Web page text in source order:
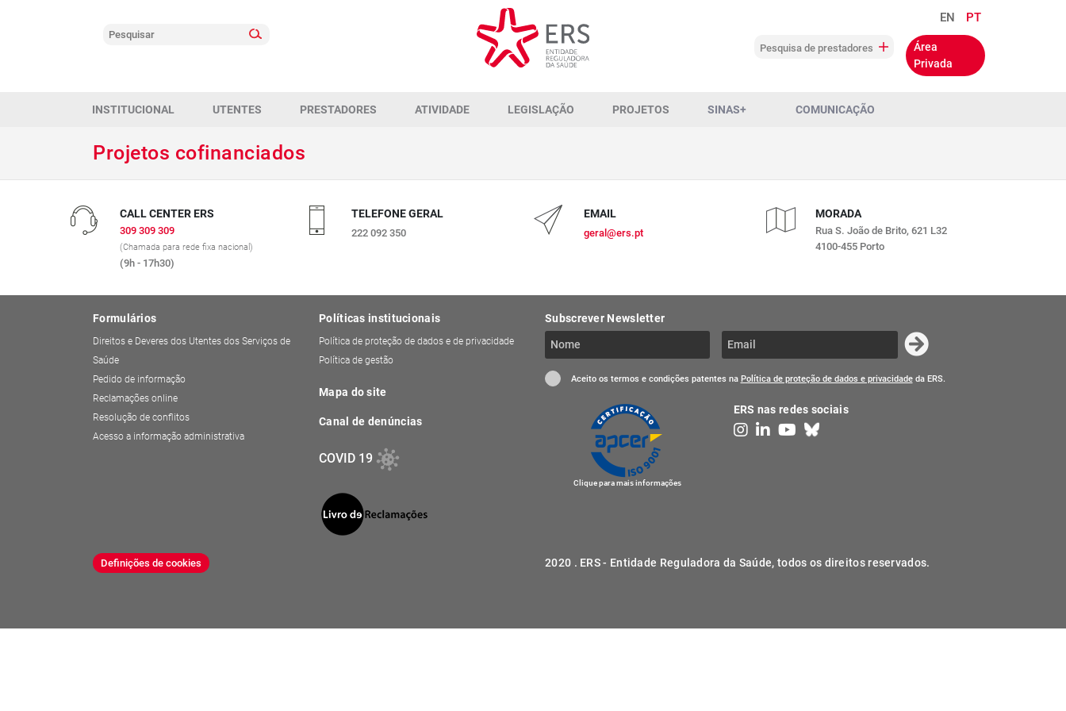
EN PT
Área
Privada
Pesquisa de prestadores
INSTITUCIONAL UTENTES PRESTADORES ATIVIDADE LEGISLAÇÃO PROJETOS SINAS+ COMUNICAÇÃO
Projetos cofinanciados
CALL CENTER ERS
309 309 309
(Chamada para rede fixa nacional)
(9h - 17h30)
TELEFONE GERAL
222 092 350
EMAIL
geral@ers.pt
MORADA
Rua S. João de Brito, 621 L32
4100-455 Porto
Formulários
Direitos e Deveres dos Utentes dos Serviços de
Saúde
Pedido de informação
Reclamações online
Resolução de conflitos
Acesso a informação administrativa
Políticas institucionais
Política de proteção de dados e de privacidade
Política de gestão
Mapa do site
Canal de denúncias
COVID 19
Subscrever Newsletter
Aceito os termos e condições patentes na Política de proteção de dados e privacidadeda ERS.
Clique para mais informações
ERS nas redes sociais
Definições de cookies 2020 . ERS - Entidade Reguladora da Saúde, todos os direitos reservados.